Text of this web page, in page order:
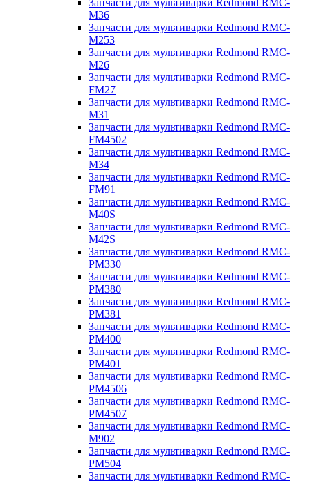
Запчасти для мультиварки Redmond RMC-
M36
Запчасти для мультиварки Redmond RMC-
M253
Запчасти для мультиварки Redmond RMC-
M26
Запчасти для мультиварки Redmond RMC-
FM27
Запчасти для мультиварки Redmond RMC-
M31
Запчасти для мультиварки Redmond RMC-
FM4502
Запчасти для мультиварки Redmond RMC-
M34
Запчасти для мультиварки Redmond RMC-
FM91
Запчасти для мультиварки Redmond RMC-
M40S
Запчасти для мультиварки Redmond RMC-
M42S
Запчасти для мультиварки Redmond RMC-
PM330
Запчасти для мультиварки Redmond RMC-
PM380
Запчасти для мультиварки Redmond RMC-
PM381
Запчасти для мультиварки Redmond RMC-
PM400
Запчасти для мультиварки Redmond RMC-
PM401
Запчасти для мультиварки Redmond RMC-
PM4506
Запчасти для мультиварки Redmond RMC-
PM4507
Запчасти для мультиварки Redmond RMC-
M902
Запчасти для мультиварки Redmond RMC-
PM504
Запчасти для мультиварки Redmond RMC-